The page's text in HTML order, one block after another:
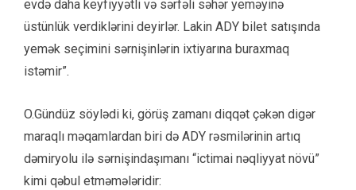
evdə daha keyfiyyətli və sərfəli səhər yeməyinə
üstünlük verdiklərini deyirlər. Lakin ADY bilet satışında
yemək seçimini sərnişinlərin ixtiyarına buraxmaq
istəmir”.
O.Gündüz söylədi ki, görüş zamanı diqqət çəkən digər
maraqlı məqamlardan biri də ADY rəsmilərinin artıq
dəmiryolu ilə sərnişindaşımanı “ictimai nəqliyyat növü”
kimi qəbul etməmələridir: